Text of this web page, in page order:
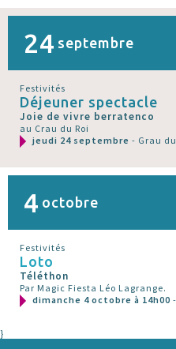
24 septembre
Festivités
Déjeuner spectacle
Joie de vivre berratenco
au Crau du Roi
jeudi 24 septembre - Grau
4 octobre
Festivités
Loto
Téléthon
Par Magic Fiesta Léo Lagrange.
dimanche 4 octobre à 14h00
}